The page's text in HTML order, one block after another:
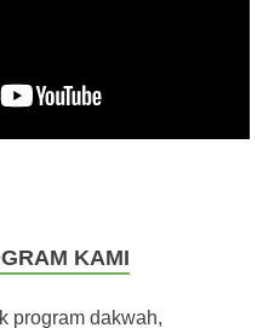
KAMI
program dakwah,